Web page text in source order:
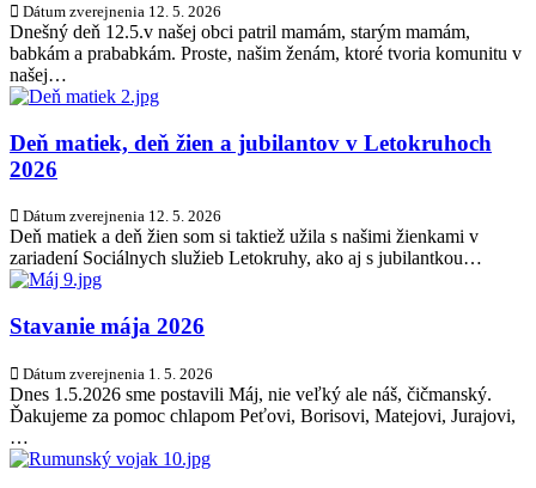
Dátum zverejnenia 12. 5. 2026
Dnešný deň 12.5.v našej obci patril mamám, starým mamám,
babkám a prababkám. Proste, našim ženám, ktoré tvoria komunitu v
našej…
Deň matiek, deň žien a jubilantov v Letokruhoch
2026
Dátum zverejnenia 12. 5. 2026
Deň matiek a deň žien som si taktiež užila s našimi žienkami v
zariadení Sociálnych služieb Letokruhy, ako aj s jubilantkou…
Stavanie mája 2026
Dátum zverejnenia 1. 5. 2026
Dnes 1.5.2026 sme postavili Máj, nie veľký ale náš, čičmanský.
Ďakujeme za pomoc chlapom Peťovi, Borisovi, Matejovi, Jurajovi,
…